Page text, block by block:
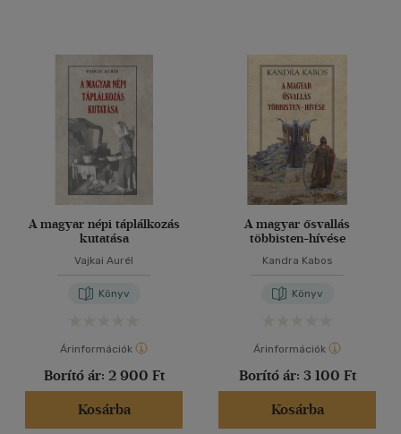
A magyar népi táplálkozás
kutatása
Vajkai Aurél
Könyv
Árinformációk
Borító ár: 2 900 Ft
Kosárba
A magyar ősvallás
többisten-hívése
Kandra Kabos
Könyv
Árinformációk
Borító ár: 3 100 Ft
Kosárba